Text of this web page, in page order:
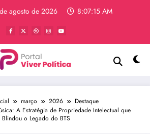
agosto de 2026 8:07:15 AM
março 2026
Destaque
A Estratégia de Propriedade Intelectual que
Blindou o Legado do BTS